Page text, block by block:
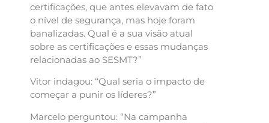
certificações, que antes elevavam de fato
o nível de segurança, mas hoje foram
banalizadas. Qual é a sua visão atual
sobre as certificações e essas mudanças
relacionadas ao SESMT?”
Vitor indagou: “Qual seria o impacto de
começar a punir os líderes?”
Marcelo perguntou: “Na campanha